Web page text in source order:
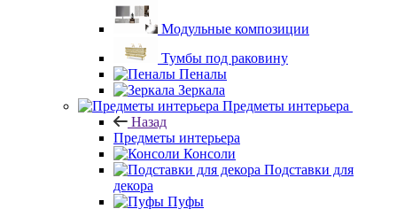
Модульные композиции
Тумбы под раковину
Пеналы
Зеркала
Предметы интерьера
Назад
Предметы интерьера
Консоли
Подставки для
декора
Пуфы